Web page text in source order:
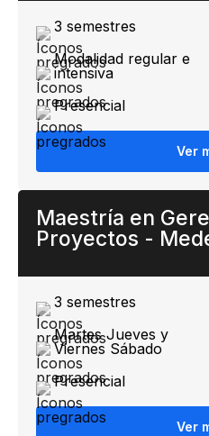
3 semestres
Modalidad regular e
intensiva
Presencial
Ver
Maestría en
Proyectos -
3 semestres
Martes Jueves y
Viernes Sábado
Presencial
Ver